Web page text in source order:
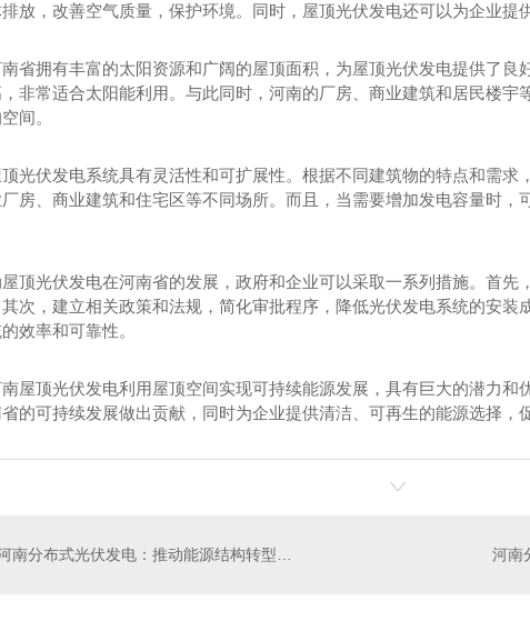
发电设计
放，改善空气质量，保护环境。同时，屋顶光伏发电还可以为企业提
省拥有丰富的太阳资源和广阔的屋顶面积，为屋顶光伏发电提供了
非常适合太阳能利用。与此同时，河南的厂房、商业建筑和居民楼
间。
光伏发电系统具有灵活性和可扩展性。根据不同建筑物的特点和需求
房、商业建筑和住宅区等不同场所。而且，当需要增加发电容量时
顶光伏发电在河南省的发展，政府和企业可以采取一系列措施。首先
次，建立相关政策和法规，简化审批程序，降低光伏发电系统的安
效率和可靠性。
屋顶光伏发电利用屋顶空间实现可持续能源发展，具有巨大的潜力
的可持续发展做出贡献，同时为企业提供清洁、可再生的能源选择，
河南分布式光伏发电：推动能源结构转型的关键举措